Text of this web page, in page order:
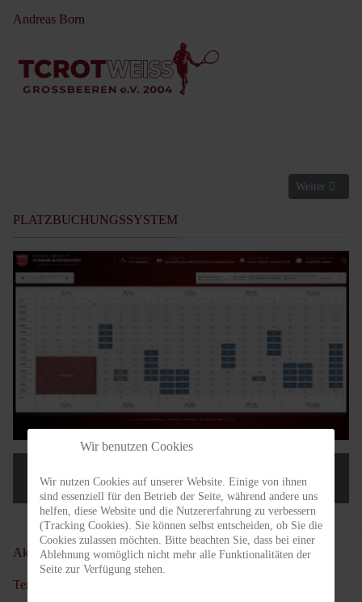
Andreas Born
Nächster
Weiter
PLATZBUCHUNGSSYSTEM
Nur für Mitglieder!
Aktuelle Seite:Startseite Verein Clubgelände
Tennisplätze
Wir benutzen Cookies
Wir nutzen Cookies auf unserer Website. Einige von ihnen
sind essenziell für den Betrieb der Seite, während andere uns
helfen, diese Website und die Nutzererfahrung zu verbessern
(Tracking Cookies). Sie können selbst entscheiden, ob Sie die
Cookies zulassen möchten. Bitte beachten Sie, dass bei einer
Ablehnung womöglich nicht mehr alle Funktionalitäten der
Seite zur Verfügung stehen.